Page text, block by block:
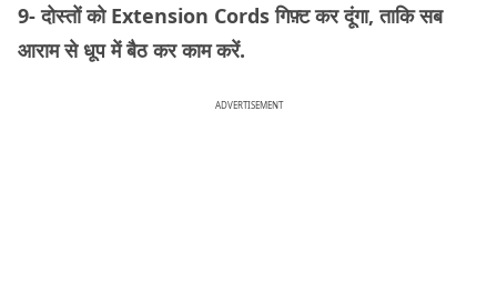
9- दोस्तों को Extension Cords गिफ़्ट कर दूंगा, ताकि सब
आराम से धूप में बैठ कर काम करें.
ADVERTISEMENT